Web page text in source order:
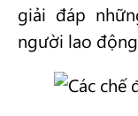
giải đáp
người lao